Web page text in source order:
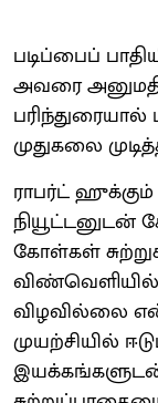
படிப்பைப்
அவரை
முதுகலை
ராபர்ட்
நியூட்டனுடன்
கோள்கள்
விழவில்லை
முயற்சியில்
இயக்கங்களுடன்